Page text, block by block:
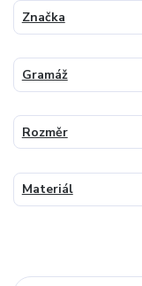
Značka
Gramáž
Rozměr
Materiál